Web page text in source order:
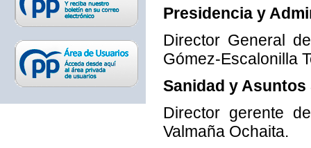
Presidencia y
Director General
Gómez-Escalonilla
Sanidad y Asuntos
Director gerente
Valmaña Ochaita.